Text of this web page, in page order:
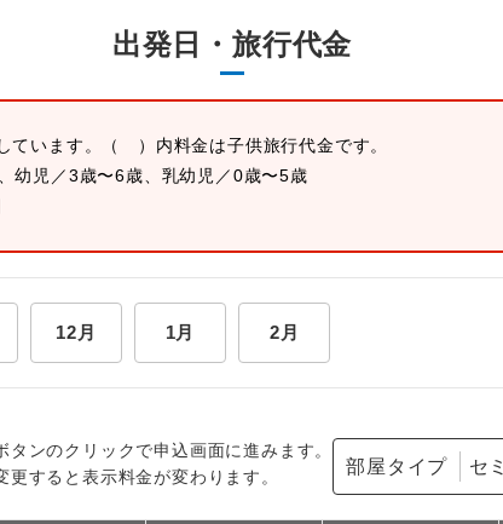
出発日・旅行代金
ています。
（ ）内料金は子供旅行代金です。
幼児／3歳〜6歳、乳幼児／0歳〜5歳
12月 1月 2月
タンのクリックで申込画面に進みます。
更すると表示料金が変わります。
部屋タイプ